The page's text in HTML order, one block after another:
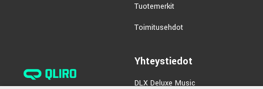
Tuotemerkit
Toimitusehdot
Yhteystiedot
DLX Deluxe Music